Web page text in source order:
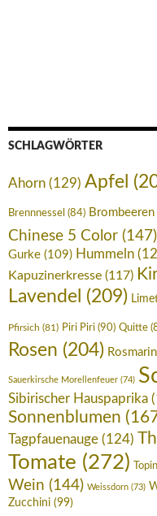
SCHLAGWÖRTER
Ahorn (129) Apfel
Brennnessel (84) Brombeeren
Chinese 5 Color (147)
Gurke (109) Hummeln
Kapuzinerkresse (117)
Lavendel (209)
Pfirsich (81) Piri Piri (90) Quitte
Rosen (204) Rosmarin
Sauerkirsche Morellenfeuer (74)
Sibirischer Hauspaprika
Sonnenblumen
Tagpfauenauge (124)
Tomate (272)
Wein (144) Weissdorn (73)
Zucchini (99)